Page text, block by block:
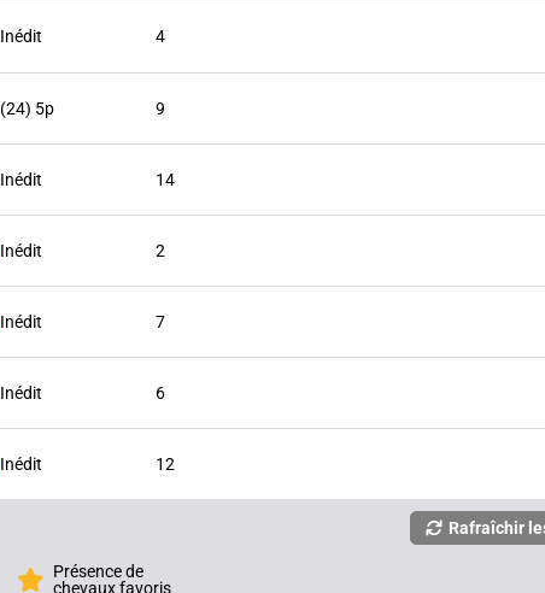
Inédit 4
(24) 5p 9
Inédit 14
Inédit 2
Inédit 7
Inédit 6
Inédit 12
Rafraîchir
Présence de
chevaux favoris